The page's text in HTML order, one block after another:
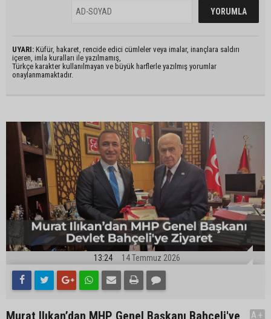
UYARI: Küfür, hakaret, rencide edici cümleler veya imalar, inançlara saldırı
içeren, imla kuralları ile yazılmamış,
Türkçe karakter kullanılmayan ve büyük harflerle yazılmış yorumlar
onaylanmamaktadır.
13:24 14 Temmuz 2026
A+